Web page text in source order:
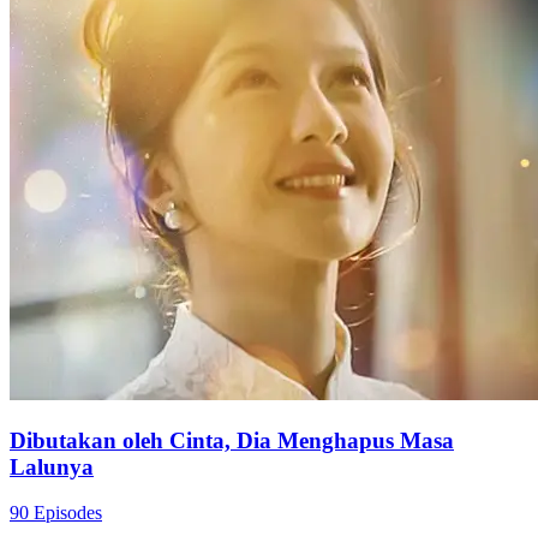
Dibutakan oleh Cinta, Dia Menghapus Masa
Lalunya
90 Episodes